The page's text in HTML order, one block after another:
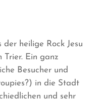
heilige Rock Jesu
Trier. Ein ganz
Besucher und
in die Stadt
und sehr